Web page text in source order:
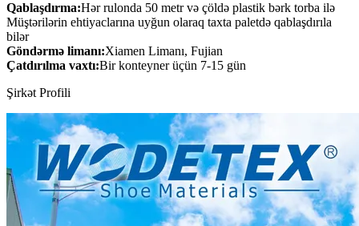
Qablaşdırma:Hər rulonda 50 metr və çöldə plastik bərk torba ilə
Müştərilərin ehtiyaclarına uyğun olaraq taxta paletdə qablaşdırıla
bilər
Göndərmə limanı:Xiamen Limanı, Fujian
Çatdırılma vaxtı:Bir konteyner üçün 7-15 gün
Şirkət Profili